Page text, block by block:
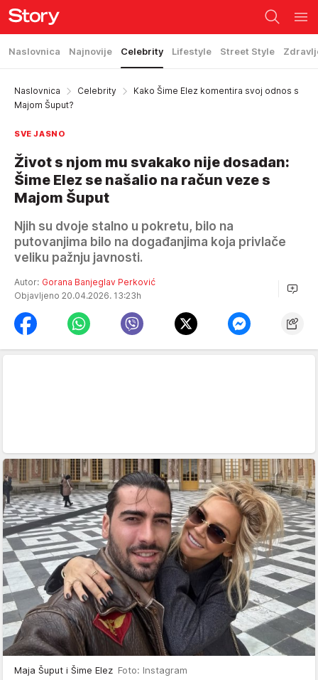
Naslovnica Najnovije Celebrity Lifestyle Street Style
Naslovnica Celebrity
Kako Šime Elez komentira svoj odnos s
Majom Šuput?
SVE JASNO
Život s njom mu svakako nije dosadan:
Šime Elez se našalio na račun veze s
Majom Šuput
Njih su dvoje stalno u pokretu, bilo na
putovanjima bilo na događanjima koja privlače
veliku pažnju javnosti.
Autor: Gorana Banjeglav Perković
Objavljeno 20.04.2026. 13:23h
Maja Šuput i Šime Elez Foto: Instagram